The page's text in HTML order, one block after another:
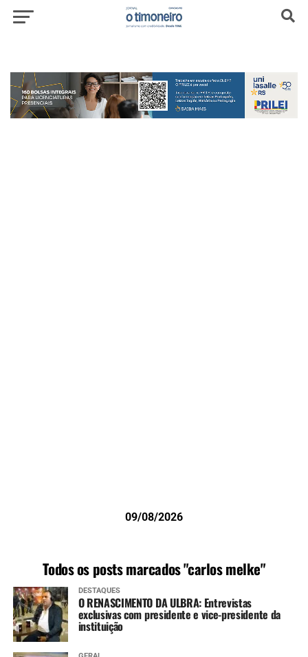
09/08/2026
Todos os posts marcados "carlos melke"
DESTAQUES
O RENASCIMENTO DA ULBRA: Entrevistas
exclusivas com presidente e vice-presidente da
instituição